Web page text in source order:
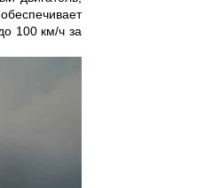
100 км/ч за